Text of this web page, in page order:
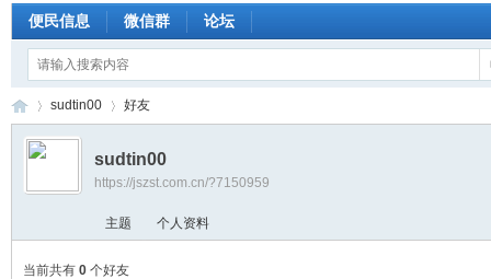
便民信息 微信群 论坛
›
sudtin00 好友
sudtin00
https://jszst.com.cn/?7150959
主题 个人资料
当前共有 0个好友